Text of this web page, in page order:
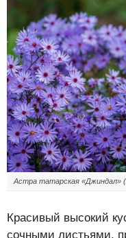
Астра татарская «Джиндал»
Красивый высокий
сочными листьями,